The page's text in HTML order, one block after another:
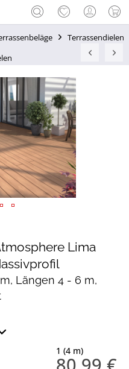
Terrassendielen
Lima
Längen 4 - 6 m,
1 (4 m)